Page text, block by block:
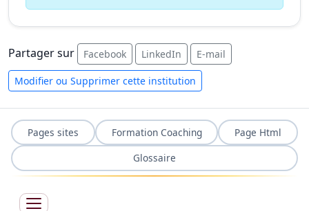
Partager sur Facebook LinkedIn E-mail
Modifier ou Supprimer cette institution
Pages sites Formation Coaching
Page Html
Glossaire